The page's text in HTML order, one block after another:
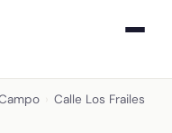
Calle Los Frailes